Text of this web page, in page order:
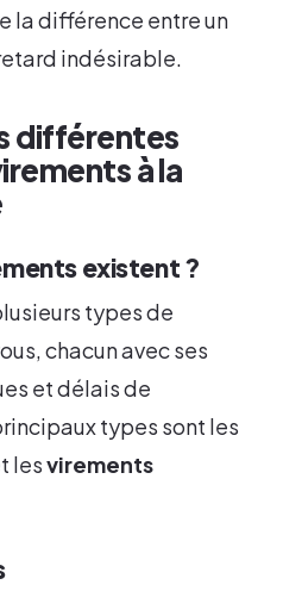
la différence entre un
indésirable.
différentes
à la
existent ?
types de
chacun avec ses
et délais de
types sont les
lesvirements